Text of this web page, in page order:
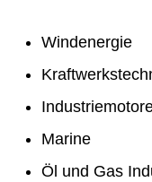
Windenergie
Marine
Öl und Gas